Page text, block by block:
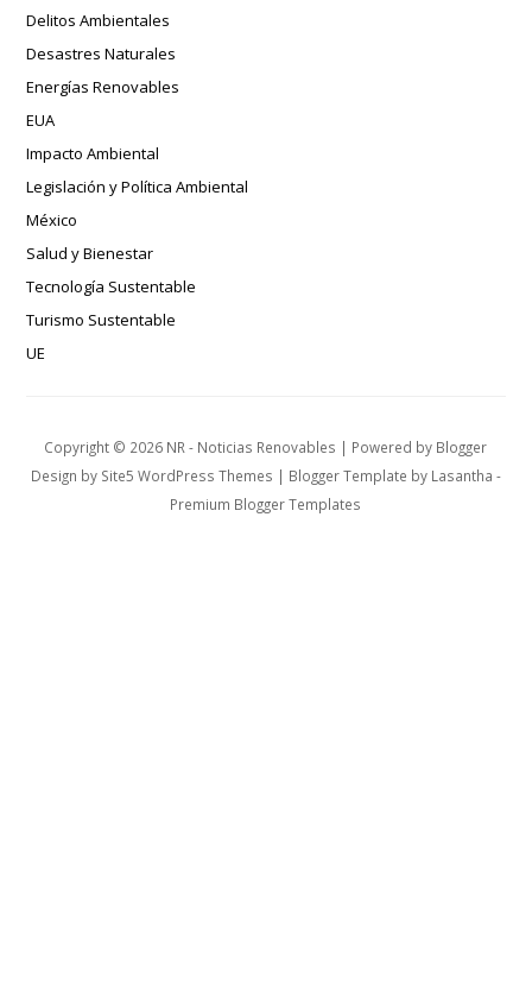
Delitos Ambientales
Desastres Naturales
Energías Renovables
EUA
Impacto Ambiental
Legislación y Política Ambiental
México
Salud y Bienestar
Tecnología Sustentable
Turismo Sustentable
UE
Copyright © 2026 NR - Noticias Renovables | Powered by Blogger
Design by Site5 WordPress Themes | Blogger Template by Lasantha -
Premium Blogger Templates